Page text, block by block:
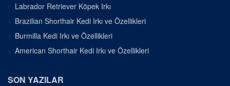
Labrador Retriever Köpek Irkı
Brazilian Shorthair Kedi Irkı ve Özellikleri
Burmilla Kedi Irkı ve Özellikleri
American Shorthair Kedi Irkı ve Özellikleri
SON YAZILAR